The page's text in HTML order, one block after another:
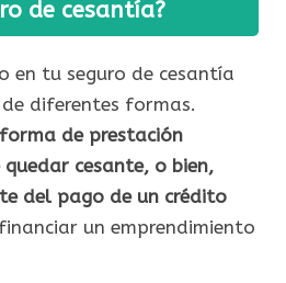
de cesantía?
en tu seguro de cesantía
diferentes formas.
de prestación
cesante, o bien,
del pago de un crédito
un emprendimiento